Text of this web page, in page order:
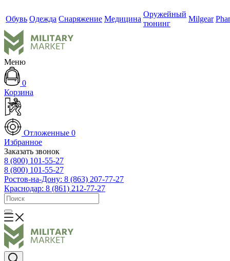
Обувь Одежда Снаряжение Медицина
Оружейный
тюнинг
Milgear
Меню
0
Корзина
Отложенные 0
Избранное
Заказать звонок
8 (800) 101-55-27
8 (800) 101-55-27
Ростов-на-Дону: 8 (863) 207-77-27
Краснодар: 8 (861) 212-77-27